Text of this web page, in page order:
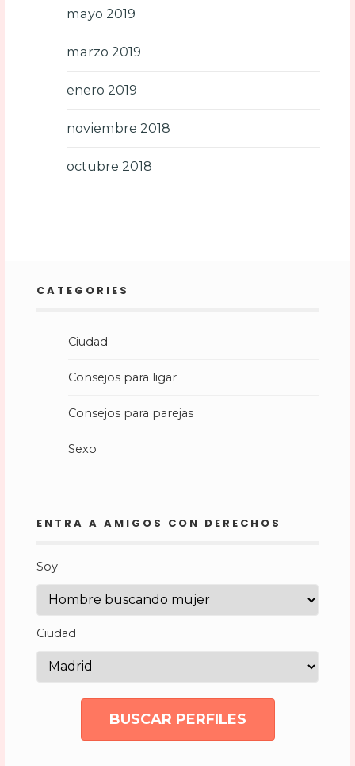
mayo 2019
marzo 2019
enero 2019
noviembre 2018
octubre 2018
CATEGORIES
Ciudad
Consejos para ligar
Consejos para parejas
Sexo
ENTRA A AMIGOS CON DERECHOS
Soy
Ciudad
BUSCAR PERFILES